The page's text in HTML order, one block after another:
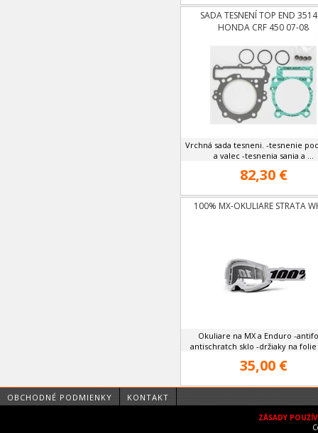
SADA TESNENÍ TOP END
HONDA CRF 450 07-08
Vrchná sada tesneni. -tesnenie
a valec -tesnenia sania a ...
82,30 €
100% MX-OKULIARE STRATA
Okuliare na MX a Enduro -
antischratch sklo -držiaky na folie
35,00 €
OBCHODNÉ PODMIENKY KONTAKT
ZÁSADY